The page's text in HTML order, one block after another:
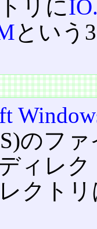
リに
という
のフ
ィレ
クト